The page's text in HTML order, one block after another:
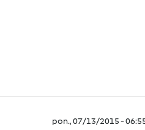
pon., 07/13/2015 -